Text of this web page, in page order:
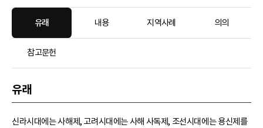
유래 내용 지역사례 의의
참고문헌
유래
신라시대에는 사해제, 고려시대에는 사해 사독제, 조선시대에는 용신제를